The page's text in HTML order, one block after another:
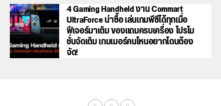
4 Gaming Handheld งาน Commart
UltraForce น่าซื้อ เล่นเกมพีซีได้ทุกเมื่อ
ฟีเจอร์มาเต็ม ของแถมครบเครื่อง โปรโม
ชั่นจัดเต็ม เกมเมอร์คนไหนอยากโดนต้อง
จัด!